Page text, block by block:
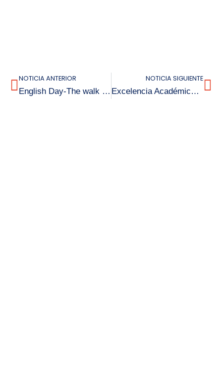
NOTICIA ANTERIOR
English Day-The walk of fame 2024!
NOTICIA SIGUIENTE
Excelencia Académica 2024